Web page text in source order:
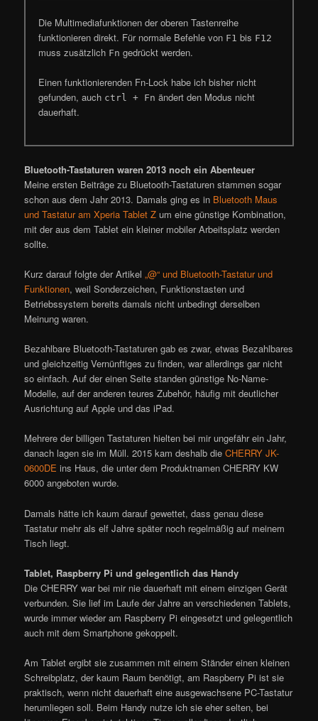
Die Multimediafunktionen der oberen Tastenreihe
funktionieren direkt. Für normale Befehle von F1 bis F12
muss zusätzlich Fn gedrückt werden.
Einen funktionierenden Fn-Lock habe ich bisher nicht
gefunden, auch ctrl + Fn ändert den Modus nicht
dauerhaft.
Bluetooth-Tastaturen waren 2013 noch ein Abenteuer
Meine ersten Beiträge zu Bluetooth-Tastaturen stammen sogar
schon aus dem Jahr 2013. Damals ging es in Bluetooth Maus
und Tastatur am Xperia Tablet Z um eine günstige Kombination,
mit der aus dem Tablet ein kleiner mobiler Arbeitsplatz werden
sollte.
Kurz darauf folgte der Artikel„@“ und Bluetooth-Tastatur und
Funktionen, weil Sonderzeichen, Funktionstasten und
Betriebssystem bereits damals nicht unbedingt derselben
Meinung waren.
Bezahlbare Bluetooth-Tastaturen gab es zwar, etwas Bezahlbares
und gleichzeitig Vernünftiges zu finden, war allerdings gar nicht
so einfach. Auf der einen Seite standen günstige No-Name-
Modelle, auf der anderen teures Zubehör, häufig mit deutlicher
Ausrichtung auf Apple und das iPad.
Mehrere der billigen Tastaturen hielten bei mir ungefähr ein Jahr,
danach lagen sie im Müll. 2015 kam deshalb dieCHERRY JK-
0600DE ins Haus, die unter dem Produktnamen CHERRY KW
6000 angeboten wurde.
Damals hätte ich kaum darauf gewettet, dass genau diese
Tastatur mehr als elf Jahre später noch regelmäßig auf meinem
Tisch liegt.
Tablet, Raspberry Pi und gelegentlich das Handy
Die CHERRY war bei mir nie dauerhaft mit einem einzigen Gerät
verbunden. Sie lief im Laufe der Jahre an verschiedenen Tablets,
wurde immer wieder am Raspberry Pi eingesetzt und gelegentlich
auch mit dem Smartphone gekoppelt.
Am Tablet ergibt sie zusammen mit einem Ständer einen kleinen
Schreibplatz, der kaum Raum benötigt, am Raspberry Pi ist sie
praktisch, wenn nicht dauerhaft eine ausgewachsene PC-Tastatur
herumliegen soll. Beim Handy nutze ich sie eher selten, bei